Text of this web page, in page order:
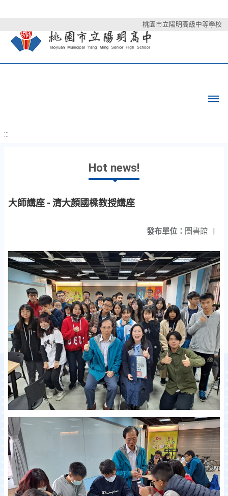
桃園市立陽明高級中等學校
:::
Hot news!
大師講座 - 清大顏國樑教授講座
發布單位： 圖書館 |